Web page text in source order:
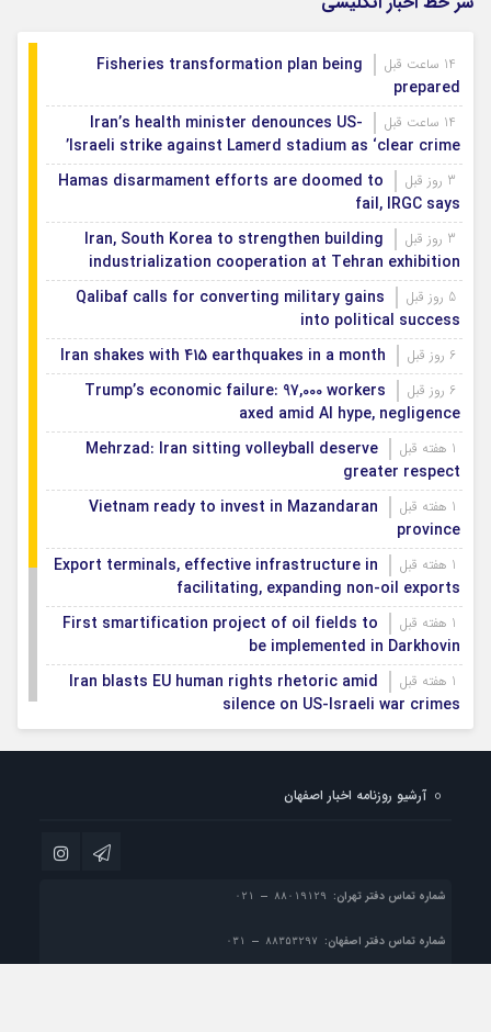
Fisheries transformation plan being
prepared
Iran’s health minister denounces US-
Israeli strike against Lamerd stadium as ‘clear crime’
Hamas disarmament efforts are doomed to
fail, IRGC says
Iran, South Korea to strengthen building
industrialization cooperation at Tehran exhibition
Qalibaf calls for converting military gains
into political success
Iran shakes with 415 earthquakes in a month
Trump’s economic failure: 97,000 workers
axed amid AI hype, negligence
Mehrzad: Iran sitting volleyball deserve
greater respect
Vietnam ready to invest in Mazandaran
province
Export terminals, effective infrastructure in
facilitating, expanding non-oil exports
First smartification project of oil fields to
be implemented in Darkhovin
Iran blasts EU human rights rhetoric amid
silence on US-Israeli war crimes
Iran, Armenia chart a new roadmap for
آرشیو روزنامه اخبار اصفهان
شماره تماس دفتر تهران:
شماره تماس دفتر اصفهان: